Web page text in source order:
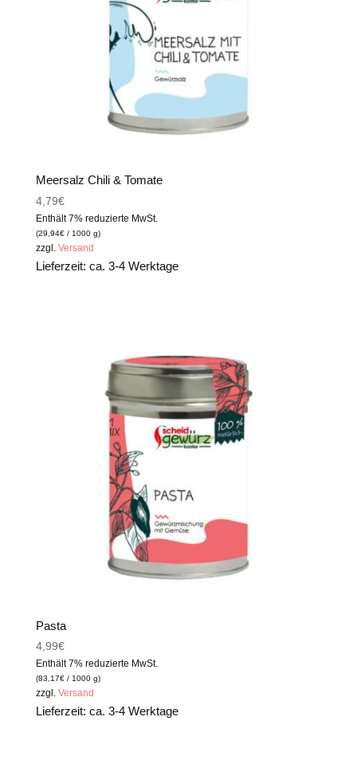
Meersalz Chili & Tomate
4,79€
Enthält 7% reduzierte MwSt.
(29,94€/ 1000 g)
zzgl. Versand
Lieferzeit: ca. 3-4 Werktage
Pasta
4,99€
Enthält 7% reduzierte MwSt.
(83,17€/ 1000 g)
zzgl. Versand
Lieferzeit: ca. 3-4 Werktage